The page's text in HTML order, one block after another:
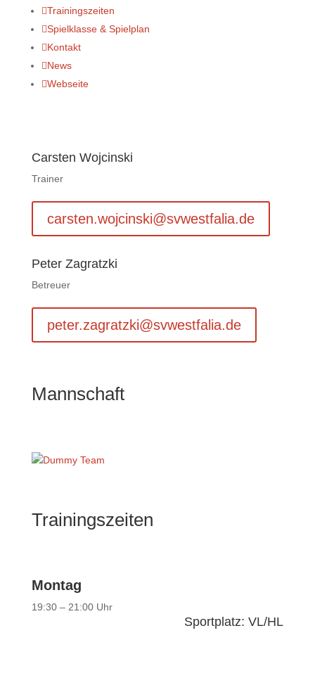
Trainingszeiten
Spielklasse & Spielplan
Kontakt
News
Webseite
Carsten Wojcinski
Trainer
carsten.wojcinski@svwestfalia.de
Peter Zagratzki
Betreuer
peter.zagratzki@svwestfalia.de
Mannschaft
Trainingszeiten
Montag
19:30 – 21:00 Uhr
Sportplatz: VL/HL